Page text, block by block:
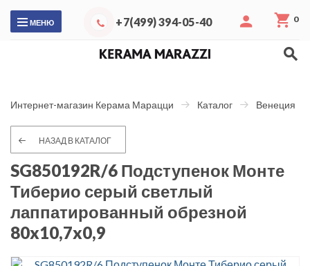
МЕНЮ +7(499) 394-05-40 0
Интернет-магазин Керама Марацци Каталог Венеция
НАЗАД В КАТАЛОГ
SG850192R/6 Подступенок Монте
Тиберио серый светлый
лаппатированный обрезной
80x10,7x0,9